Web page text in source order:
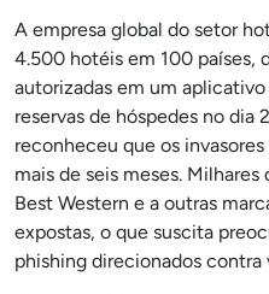
A empresa global do setor
4.500 hotéis em 100 países,
autorizadas em um
reservas de hóspedes no dia
reconheceu que os
mais de seis meses. Milhares
Best Western e a outras
expostas, o que suscita
phishing direcionados contra